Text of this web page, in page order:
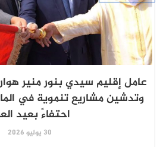
عامل إقليم سيدي بنور منير
وتدشين مشاريع تنموية في
احتفاءً بعيد
30 يوليو 2026